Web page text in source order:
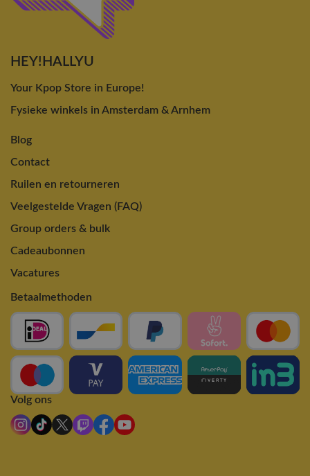
HEY!HALLYU
Your Kpop Store in Europe!
Fysieke winkels in Amsterdam & Arnhem
Blog
Contact
Ruilen en retourneren
Veelgestelde Vragen (FAQ)
Group orders & bulk
Cadeaubonnen
Vacatures
Betaalmethoden
Volg ons